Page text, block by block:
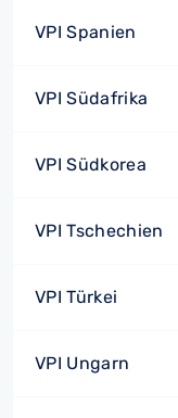
VPI Spanien
VPI Südafrika
VPI Südkorea
VPI Tschechien
VPI Türkei
VPI Ungarn